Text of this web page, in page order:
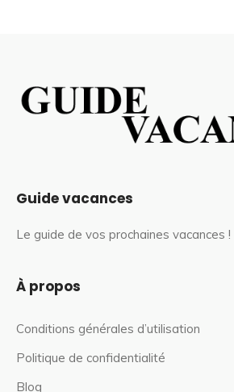
Guide vacances
Le guide de vos prochaines vacances !
À propos
Conditions générales d’utilisation
Politique de confidentialité
Blog